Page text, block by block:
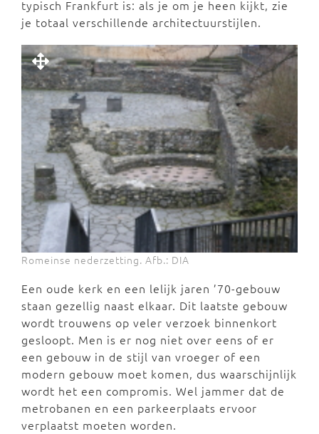
typisch Frankfurt is: als je om je heen kijkt, zie
je totaal verschillende architectuurstijlen.
Romeinse nederzetting. Afb.: DIA
Een oude kerk en een lelijk jaren ’70-gebouw
staan gezellig naast elkaar. Dit laatste gebouw
wordt trouwens op veler verzoek binnenkort
gesloopt. Men is er nog niet over eens of er
een gebouw in de stijl van vroeger of een
modern gebouw moet komen, dus waarschijnlijk
wordt het een compromis. Wel jammer dat de
metrobanen en een parkeerplaats ervoor
verplaatst moeten worden.